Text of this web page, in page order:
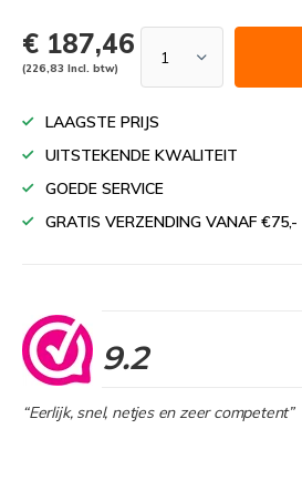
€ 187,46
(226,83 Incl. btw)
LAAGSTE PRIJS
UITSTEKENDE KWALITEIT
GOEDE SERVICE
GRATIS VERZENDING VANAF €75,-
9.2
“Eerlijk, snel, netjes en zeer competent”